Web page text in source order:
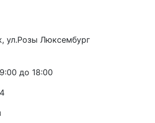
ул.Розы Люксембург
до 18:00